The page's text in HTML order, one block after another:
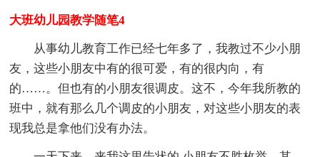
大班幼儿园教学随笔4
从事幼儿教育工作已经七年多了，我教过不少小朋
友，这些小朋友中有的很可爱，有的很内向，有
的……。但也有的小朋友很调皮。这不，今年我所教的
班中，就有那么几个调皮的小朋友，对这些小朋友的表
现我总是拿他们没有办法。